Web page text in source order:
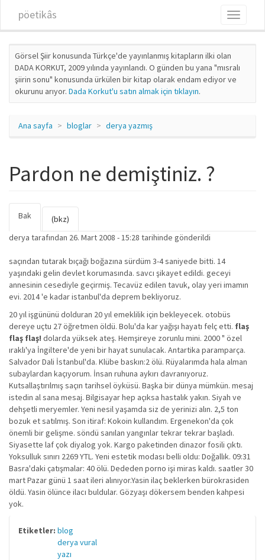
pöetikâs
Toggle
Görsel Şiir konusunda Türkçe'de yayınlanmış kitapların ilki olan
DADA KORKUT, 2009 yılında yayınlandı. O günden bu yana "mısralı
şiirin sonu" konusunda ürkülen bir kitap olarak endam ediyor ve
okurunu arıyor. Dada Korkut'u satın almak için tıklayın.
Ana sayfa bloglar derya yazmış
Pardon ne demiştiniz. ?
Birincil sekmeler
Bak
sekme)
(bkz)
derya tarafından 26. Mart 2008 - 15:28 tarihinde gönderildi
saçından tutarak bıçağı boğazına sürdüm 3-4 saniyede bitti. 14
yaşındaki gelin devlet korumasında. savcı şikayet edildi. geceyi
annesinin cesediyle geçirmiş. Tecavüz edilen tavuk, olay yeri imamın
evi. 2014 'e kadar istanbul'da deprem bekliyoruz.
20 yıl işgününü dolduran 20 yıl emeklilik için bekleyecek. otobüs
dereye uçtu 27 öğretmen öldü. Bolu'da kar yağışı hayatı felç etti. flaş
flaş flaş! dolarda yüksek ateş. Hemşireye zorunlu mini. 2000 " özel
ıraklı'ya İngiltere'de yeni bir hayat sunulacak. Antartika paramparça.
Salvador Dali İstanbul'da. Klübe baskın:2 ölü. Rüyalarımda hala alman
subaylardan kaçıyorum. İnsan ruhuna aykırı davranıyoruz.
Kutsallaştırılmış saçın tarihsel öyküsü. Başka bir dünya mümkün. mesaj
istedin al sana mesaj. Bilgisayar hep açıksa hastalık yakın. Siyah ve
dehşetli meryemler. Yeni nesil yaşamda siz de yerinizi alın. 2,5 ton
bozuk et satılmış. Son itiraf: Kokoin kullandım. Ergenekon'da çok
önemli bir gelişme. söndü sanılan yangınlar tekrar tekrar başladı.
Siyasette laf çok diyalog yok. Kargo paketinden dinazor fosili çıktı.
Yoksulluk sınırı 2269 YTL. Yeni estetik modası belli oldu: Doğallık. 09:31
Basra'daki çatışmalar: 40 ölü. Dededen porno işi miras kaldı. saatler 30
mart Pazar günü 1 saat ileri alınıyor.Yasin ilaç beklerken bürokrasiden
öldü. Yasin ölünce ilacı buldular. Gözyaşı dökersem benden kahpesi
yok.
Etiketler: blog
derya vural
yazı